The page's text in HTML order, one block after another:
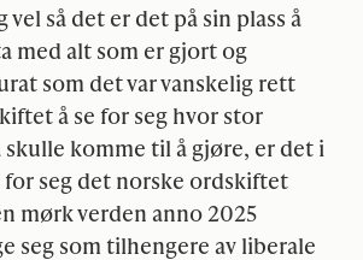
så det er det på sin plass å
med alt som er gjort og
som det var vanskelig rett
å se for seg hvor stor
komme til å gjøre, er det i
for seg det norske ordskiftet
mørk verden anno 2025
seg som tilhengere av liberale